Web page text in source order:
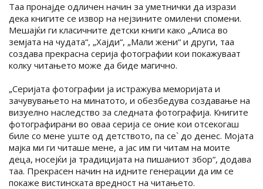
Таа пронајде одличен начин за уметнички да изрази
дека книгите се извор на нејзините омилени спомени.
Мешајќи ги класичните детски книги како „Алиса во
земјата на чудата“, „Хајди“, „Мали жени“ и други, таа
создава прекрасна серија фотографии кои покажуваат
колку читањето може да биде магично.
„Серијата фотографии ја истражува меморијата и
зачувувањето на минатото, и обезбедува создавање на
визуелно наследство за следната фотографија. Книгите
фотографирани во оваа серија се оние кои отсекогаш
биле со мене уште од детството, па се` до денес. Мојата
мајка ми ги читаше мене, а јас им ги читам на моите
деца, носејќи ја традицијата на пишаниот збор“, додава
таа. Прекрасен начин на идните генерации да им се
покаже вистинската вредност на читањето.